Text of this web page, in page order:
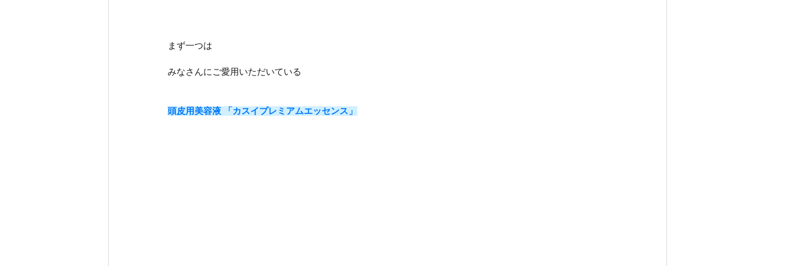
まず一つは
みなさんにご愛用いただいている
頭皮用美容液 「カスイプレミアムエッセンス」